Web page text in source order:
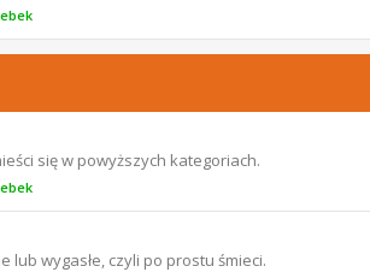
się w powyższych kategoriach.
lub wygasłe, czyli po prostu śmieci.